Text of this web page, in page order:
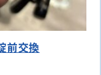
前交換